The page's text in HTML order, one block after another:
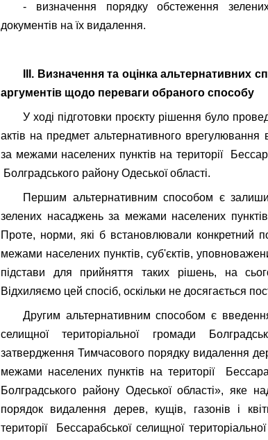
- визначення порядку обстеження
документів на їх видалення.
III. Визначення та оцінка альтернативних
аргументів щодо переваги обраного способу
У ході підготовки проєкту рішення було
актів на предмет альтернативного
за межами населених пунктів на території
Болградського району Одеської області.
Першим альтернативним способом є
зелених насаджень за межами населених
Проте, норми, які б встановлювали конкретний
межами населених пунктів, суб'єктів,
підстави для прийняття таких рішень, на
Відхиляємо цей спосіб, оскільки не досягається
Другим альтернативним способом є
селищної територіальної громади
затвердження Тимчасового порядку видалення
межами населених пунктів на території
Болградського району Одеської області», яке
порядок видалення дерев, кущів, газонів і
території Бессарабської селищної